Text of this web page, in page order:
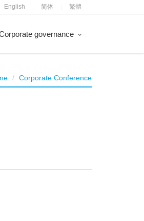
English 简体 繁體
governance
Corporate Conference